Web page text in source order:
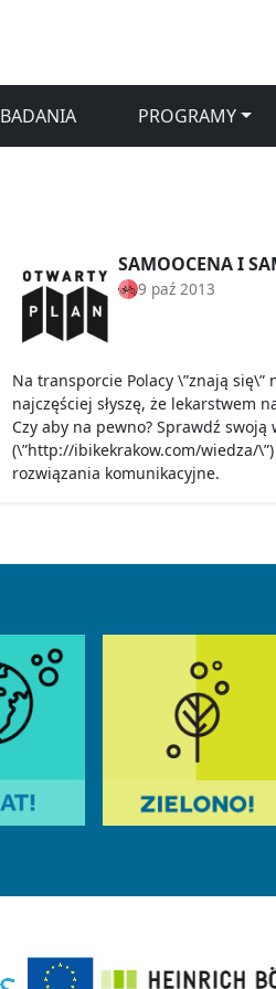
BADANIA PROGRAMY
SAMOOCENA I
9 paź 2013
Na transporcie Polacy \”znają się\”
najczęściej słyszę, że lekarstwem
Czy aby na pewno? Sprawdź swoją
(\”http://ibikekrakow.com/wiedza/
rozwiązania komunikacyjne.